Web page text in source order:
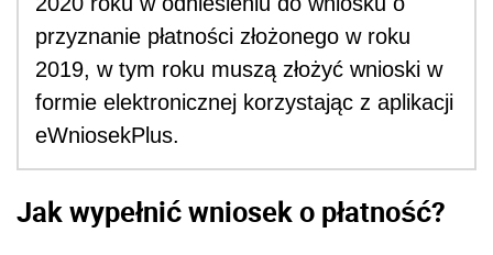
przyznanie płatności złożonego w roku
2019, w tym roku muszą złożyć wnioski w
formie elektronicznej korzystając z aplikacji
eWniosekPlus.
Jak wypełnić wniosek o płatność?